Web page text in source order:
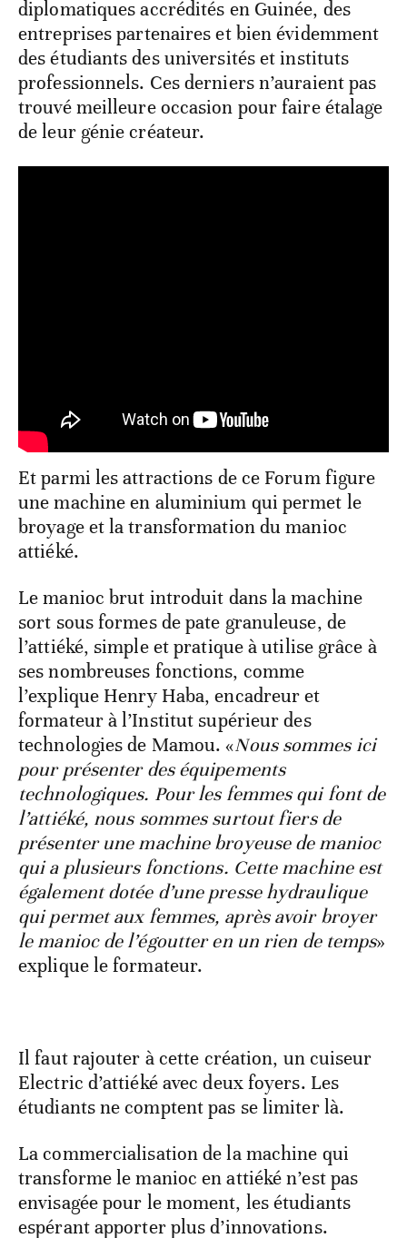
diplomatiques accrédités en Guinée, des
entreprises partenaires et bien évidemment
des étudiants des universités et instituts
professionnels. Ces derniers n’auraient pas
trouvé meilleure occasion pour faire étalage
de leur génie créateur.
Et parmi les attractions de ce Forum figure
une machine en aluminium qui permet le
broyage et la transformation du manioc
attiéké.
Le manioc brut introduit dans la machine
sort sous formes de pate granuleuse, de
l’attiéké, simple et pratique à utilise grâce à
ses nombreuses fonctions, comme
l’explique Henry Haba, encadreur et
formateur à l’Institut supérieur des
technologies de Mamou. «Nous sommes ici
pour présenter des équipements
technologiques. Pour les femmes qui font de
l’attiéké, nous sommes surtout fiers de
présenter une machine broyeuse de manioc
qui a plusieurs fonctions. Cette machine est
également dotée d’une presse hydraulique
qui permet aux femmes, après avoir broyer
le manioc de l’égoutter en un rien de temps»
explique le formateur.
Il faut rajouter à cette création, un cuiseur
Electric d’attiéké avec deux foyers. Les
étudiants ne comptent pas se limiter là.
La commercialisation de la machine qui
transforme le manioc en attiéké n’est pas
envisagée pour le moment, les étudiants
espérant apporter plus d’innovations.